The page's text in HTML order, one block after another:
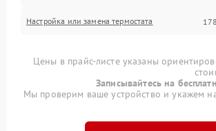
Настройка или замена термостата
Цены в прайс-листе указаны
Записывайтесь на
Мы проверим ваше устройство и укажем